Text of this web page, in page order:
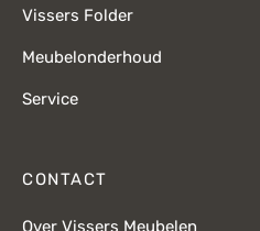
Vissers Folder
Meubelonderhoud
Service
CONTACT
Over Vissers Meubelen